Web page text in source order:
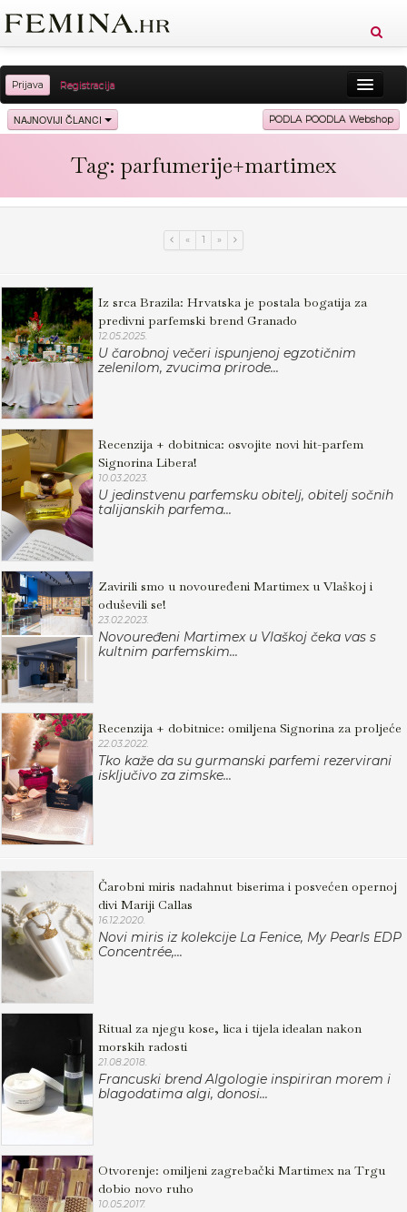
Prijava Registracija
Sreća Zdravlje Vitkost
Moda
NAJNOVIJI ČLANCI PODLA POODLA Webshop
Tag: parfumerije+martimex
« 1 »
Iz srca Brazila: Hrvatska je postala bogatija za
predivni parfemski brend Granado
12.05.2025.
U čarobnoj večeri ispunjenoj egzotičnim
zelenilom, zvucima prirode...
Recenzija + dobitnica: osvojite novi hit-parfem
Signorina Libera!
10.03.2023.
U jedinstvenu parfemsku obitelj, obitelj sočnih
talijanskih parfema...
Zavirili smo u novouređeni Martimex u Vlaškoj i
oduševili se!
23.02.2023.
Novouređeni Martimex u Vlaškoj čeka vas s
kultnim parfemskim...
Recenzija + dobitnice: omiljena Signorina za proljeće
22.03.2022.
Tko kaže da su gurmanski parfemi rezervirani
isključivo za zimske...
Čarobni miris nadahnut biserima i posvećen opernoj
divi Mariji Callas
16.12.2020.
Novi miris iz kolekcije La Fenice, My Pearls EDP
Concentrée,...
Ritual za njegu kose, lica i tijela idealan nakon
morskih radosti
21.08.2018.
Francuski brend Algologie inspiriran morem i
blagodatima algi, donosi...
Otvorenje: omiljeni zagrebački Martimex na Trgu
dobio novo ruho
10.05.2017.